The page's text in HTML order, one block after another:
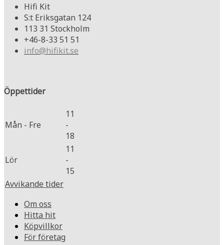
Hifi Kit
S:t Eriksgatan 124
113 31 Stockholm
+46-8-33 51 51
info@hifikit.se
Öppettider
Mån - Fre
11
-
18
Lör
11
-
15
Avvikande tider
Om oss
Hitta hit
Köpvillkor
För företag